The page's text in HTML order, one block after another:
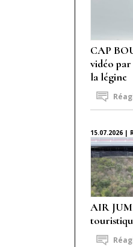
CAP
vidéo
la légine
15.07.2026 |
AIR